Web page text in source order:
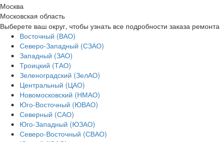
Москва
Московская область
Выберете ваш округ, чтобы узнать все подробности заказа ремонта
Восточный (ВАО)
Северо-Западный (СЗАО)
Западный (ЗАО)
Троицкий (ТАО)
Зеленоградский (ЗелАО)
Центральный (ЦАО)
Новомосковский (НМАО)
Юго-Восточный (ЮВАО)
Северный (САО)
Юго-Западный (ЮЗАО)
Северо-Восточный (СВАО)